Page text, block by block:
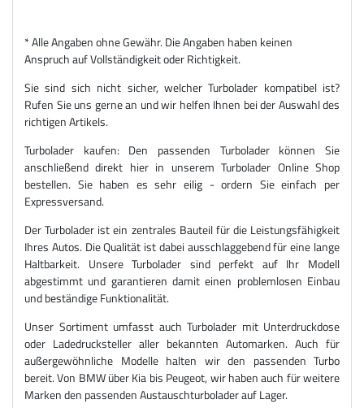
* Alle Angaben ohne Gewähr. Die Angaben haben keinen
Anspruch auf Vollständigkeit oder Richtigkeit.
Sie sind sich nicht sicher, welcher Turbolader kompatibel ist?
Rufen Sie uns gerne an und wir helfen Ihnen bei der Auswahl des
richtigen Artikels.
Turbolader kaufen: Den passenden Turbolader können Sie
anschließend direkt hier in unserem Turbolader Online Shop
bestellen. Sie haben es sehr eilig - ordern Sie einfach per
Expressversand.
Der Turbolader ist ein zentrales Bauteil für die Leistungsfähigkeit
Ihres Autos. Die Qualität ist dabei ausschlaggebend für eine lange
Haltbarkeit. Unsere Turbolader sind perfekt auf Ihr Modell
abgestimmt und garantieren damit einen problemlosen Einbau
und beständige Funktionalität.
Unser Sortiment umfasst auch Turbolader mit Unterdruckdose
oder Ladedrucksteller aller bekannten Automarken. Auch für
außergewöhnliche Modelle halten wir den passenden Turbo
bereit. Von BMW über Kia bis Peugeot, wir haben auch für weitere
Marken den passenden Austauschturbolader auf Lager.